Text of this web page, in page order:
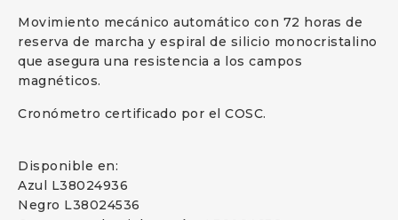
Movimiento mecánico automático con 72 horas de
reserva de marcha y espiral de silicio monocristalino
que asegura una resistencia a los campos
magnéticos.
Cronómetro certificado por el COSC.
Disponible en:
Azul L38024936
Negro L38024536